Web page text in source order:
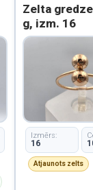
Zelta
g, izm. 16
Izmērs:
16
Atjaunots zelts